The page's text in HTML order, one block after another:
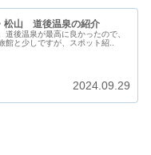
松山 道後温泉の紹介
道後温泉が最高に良かったので、
館と少しですが、スポット紹..
2024.09.29